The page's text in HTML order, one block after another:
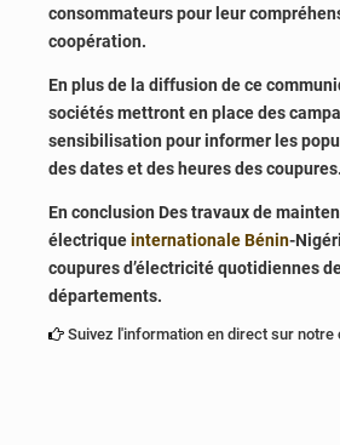
consommateurs pour leur
coopération.
En plus de la diffusion de ce
sociétés mettront en place des
sensibilisation pour informer les
des dates et des heures des coupures.
En conclusion Des travaux de
électriqueinternationaleBénin-
coupures d’électricité quotidiennes
départements.
Suivez l'information en direct sur notre